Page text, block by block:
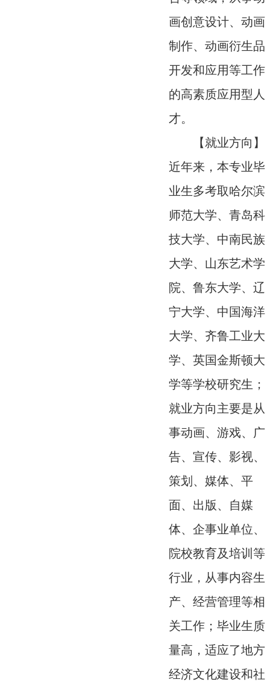
画创意设计、动画
制作、动画衍生品
开发和应用等工作
的高素质应用型人
才。
【就业方向】
近年来，本专业毕
业生多考取哈尔滨
师范大学、青岛科
技大学、中南民族
大学、山东艺术学
院、鲁东大学、辽
宁大学、中国海洋
大学、齐鲁工业大
学、英国金斯顿大
学等学校研究生；
就业方向主要是从
事动画、游戏、广
告、宣传、影视、
策划、媒体、平
面、出版、自媒
体、企事业单位、
院校教育及培训等
行业，从事内容生
产、经营管理等相
关工作；毕业生质
量高，适应了地方
经济文化建设和社